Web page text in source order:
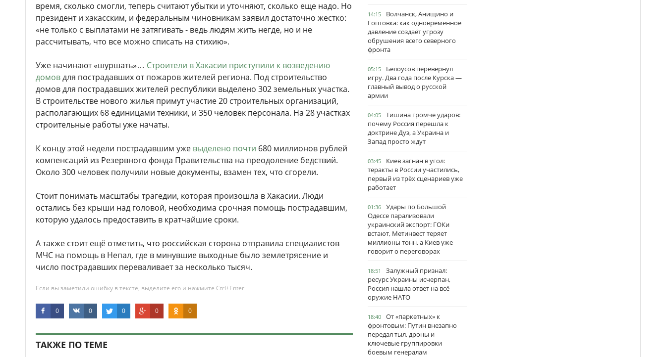
время, сколько смогли, теперь считают убытки и уточняют, сколько еще надо. Но
президент и хакасским, и федеральным чиновникам заявил достаточно жестко:
«не только с выплатами не затягивать - ведь людям жить негде, но и не
рассчитывать, что все можно списать на стихию».
Уже начинают «шуршать»… Строители в Хакасии приступили к возведению
домовдля пострадавших от пожаров жителей региона. Под строительство
домов для пострадавших жителей республики выделено 302 земельных участка.
В строительстве нового жилья примут участие 20 строительных организаций,
располагающих 68 единицами техники, и 350 человек персонала. На 28 участках
строительные работы уже начаты.
К концу этой недели пострадавшим уже выделено почти 680 миллионов рублей
компенсаций из Резервного фонда Правительства на преодоление бедствий.
Около 300 человек получили новые документы, взамен тех, что сгорели.
Стоит понимать масштабы трагедии, которая произошла в Хакасии. Люди
остались без крыши над головой, необходима срочная помощь пострадавшим,
которую удалось предоставить в кратчайшие сроки.
А также стоит ещё отметить, что российская сторона отправила специалистов
МЧС на помощь в Непал, где в минувшие выходные было землетрясение и
число пострадавших переваливает за несколько тысяч.
Если вы заметили ошибку в тексте, выделите его и нажмите Ctrl+Enter
0 0 0 0 0
ТАКЖЕ ПО ТЕМЕ
14:15
Волчанск, Анищино и
Гоптовка: как одновременное
давление создаёт угрозу
обрушения всего северного
фронта
05:15
Белоусов перевернул
игру. Два года после Курска —
главный вывод о русской
армии
04:05
Тишина громче ударов:
почему Россия перешла к
доктрине Дуэ, а Украина и
Запад просто ждут
03:45
Киев загнан в угол:
теракты в России участились,
первый из трёх сценариев уже
работает
01:36
Удары по Большой
Одессе парализовали
украинский экспорт: ГОКи
встают, Метинвест теряет
миллионы тонн, а Киев уже
говорит о переговорах
18:51
Залужный признал:
ресурс Украины исчерпан,
Россия нашла ответ на всё
оружие НАТО
18:40
От «паркетных» к
фронтовым: Путин внезапно
передал тыл, дроны и
ключевые группировки
боевым генералам